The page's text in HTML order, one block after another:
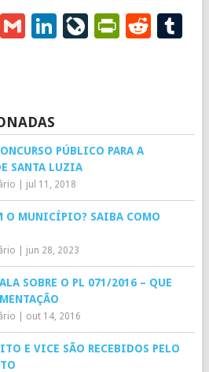
GmailLinkedIn
PÚBLICO PARA A
SANTA LUZIA
jul 11, 2018
O MUNICÍPIO? SAIBA COMO
jun 28, 2023
SOBRE O PL 071/2016 – QUE
out 14, 2016
E VICE SÃO RECEBIDOS PELO